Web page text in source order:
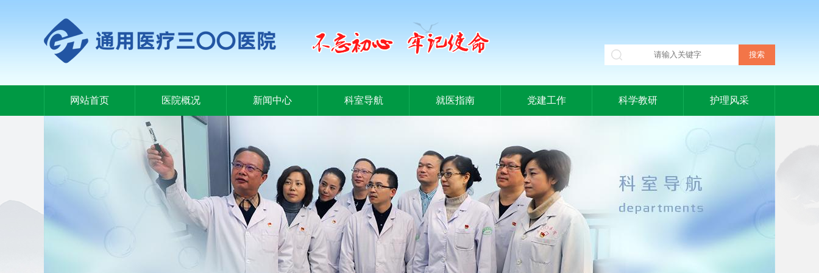
网站首页 医院概况 新闻中心 科室导航 就医指南 党建工作 科学教研 护理风采